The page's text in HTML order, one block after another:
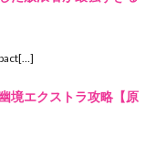
境エクストラ攻略【原